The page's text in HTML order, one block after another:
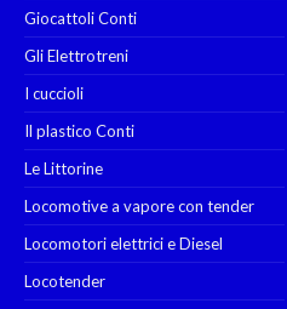
Giocattoli Conti
Gli Elettrotreni
I cuccioli
Il plastico Conti
Le Littorine
Locomotive a vapore con tender
Locomotori elettrici e Diesel
Locotender